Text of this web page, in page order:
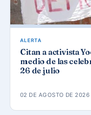
ALERTA
Citan a activista
medio de las
26 de julio
02 DE AGOSTO DE 2026